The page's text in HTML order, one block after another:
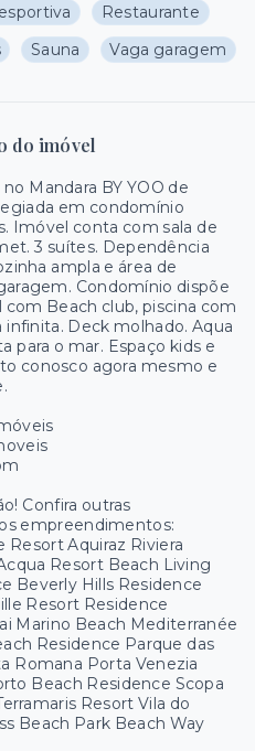
Restaurante
Sauna Vaga garagem
do imóvel
Mandara BY YOO de
em condomínio
Imóvel conta com sala de
3 suítes. Dependência
ampla e área de
Condomínio dispõe
Beach club, piscina com
infinita. Deck molhado. Aqua
para o mar. Espaço kids e
conosco agora mesmo e
Confira outras
empreendimentos:
Resort Aquiraz Riviera
Resort Beach Living
Beverly Hills Residence
Resort Residence
Marino Beach Mediterranée
Residence Parque das
Romana Porta Venezia
Beach Residence Scopa
Resort Vila do
Beach Park Beach Way